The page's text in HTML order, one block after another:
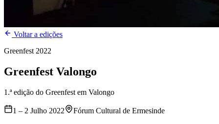
Voltar a edições
Greenfest 2022
Greenfest Valongo
1.ª edição do Greenfest em Valongo
1 – 2 Julho 2022 Fórum Cultural de Ermesinde